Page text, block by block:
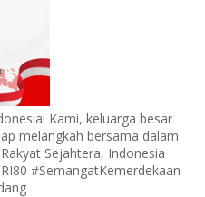
Kami, keluarga besar
melangkah bersama dalam
Sejahtera, Indonesia
#SemangatKemerdekaan